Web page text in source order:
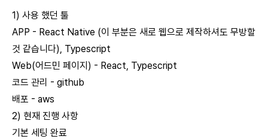
1) 사용 했던 툴
APP - React Native (이 부분은 새로 웹으로 제작하셔도 무방할
것 같습니다), Typescript
Web(어드민 페이지) - React, Typescript
코드 관리 - github
배포 - aws
2) 현재 진행 사항
기본 세팅 완료